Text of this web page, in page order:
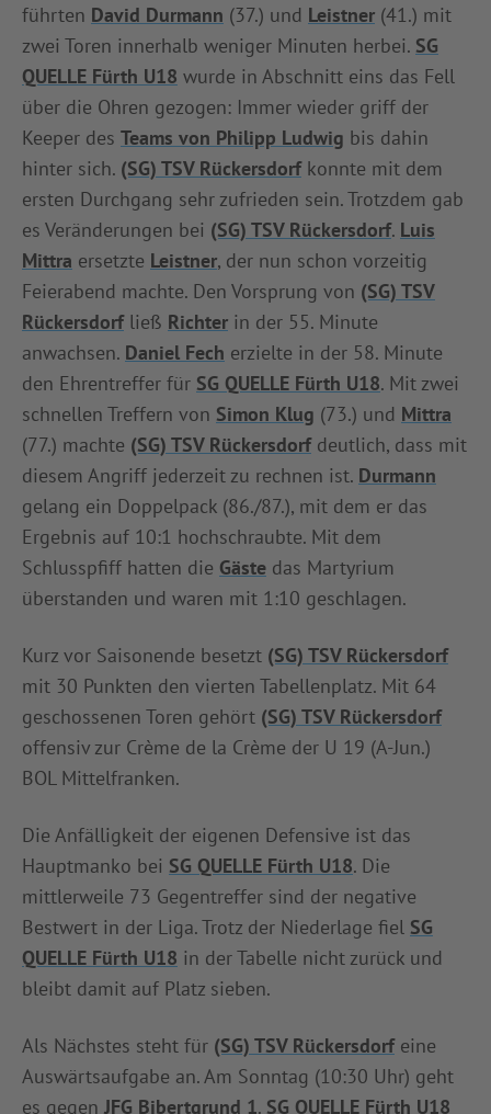
führten David Durmann (37.) und Leistner (41.) mit
zwei Toren innerhalb weniger Minuten herbei. SG
QUELLE Fürth U18 wurde in Abschnitt eins das Fell
über die Ohren gezogen: Immer wieder griff der
Keeper des Teams von Philipp Ludwig bis dahin
hinter sich. (SG) TSV Rückersdorfkonnte mit dem
ersten Durchgang sehr zufrieden sein. Trotzdem gab
es Veränderungen bei (SG) TSV Rückersdorf. Luis
Mittra ersetzte Leistner, der nun schon vorzeitig
Feierabend machte. Den Vorsprung von (SG) TSV
Rückersdorfließ Richter in der 55. Minute
anwachsen. Daniel Fech erzielte in der 58. Minute
den Ehrentreffer für SG QUELLE Fürth U18. Mit zwei
schnellen Treffern von Simon Klug (73.) und Mittra
(77.) machte (SG) TSV Rückersdorfdeutlich, dass mit
diesem Angriff jederzeit zu rechnen ist. Durmann
gelang ein Doppelpack (86./87.), mit dem er das
Ergebnis auf 10:1 hochschraubte. Mit dem
Schlusspfiff hatten die Gäste das Martyrium
überstanden und waren mit 1:10 geschlagen.
Kurz vor Saisonende besetzt (SG) TSV Rückersdorf
mit 30 Punkten den vierten Tabellenplatz. Mit 64
geschossenen Toren gehört (SG) TSV Rückersdorf
offensiv zur Crème de la Crème der U 19 (A-Jun.)
BOL Mittelfranken.
Die Anfälligkeit der eigenen Defensive ist das
Hauptmanko bei SG QUELLE Fürth U18. Die
mittlerweile 73 Gegentreffer sind der negative
Bestwert in der Liga. Trotz der Niederlage fiel SG
QUELLE Fürth U18 in der Tabelle nicht zurück und
bleibt damit auf Platz sieben.
Als Nächstes steht für (SG) TSV Rückersdorfeine
Auswärtsaufgabe an. Am Sonntag (10:30 Uhr) geht
es gegen JFG Bibertgrund 1. SG QUELLE Fürth U18